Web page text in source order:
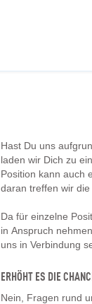
Hast Du uns
laden wir Dich zu
Position kann auch
daran treffen wir
Da für einzelne
in Anspruch
uns in Verbindung
ERHÖHT ES DIE
Nein, Fragen rund